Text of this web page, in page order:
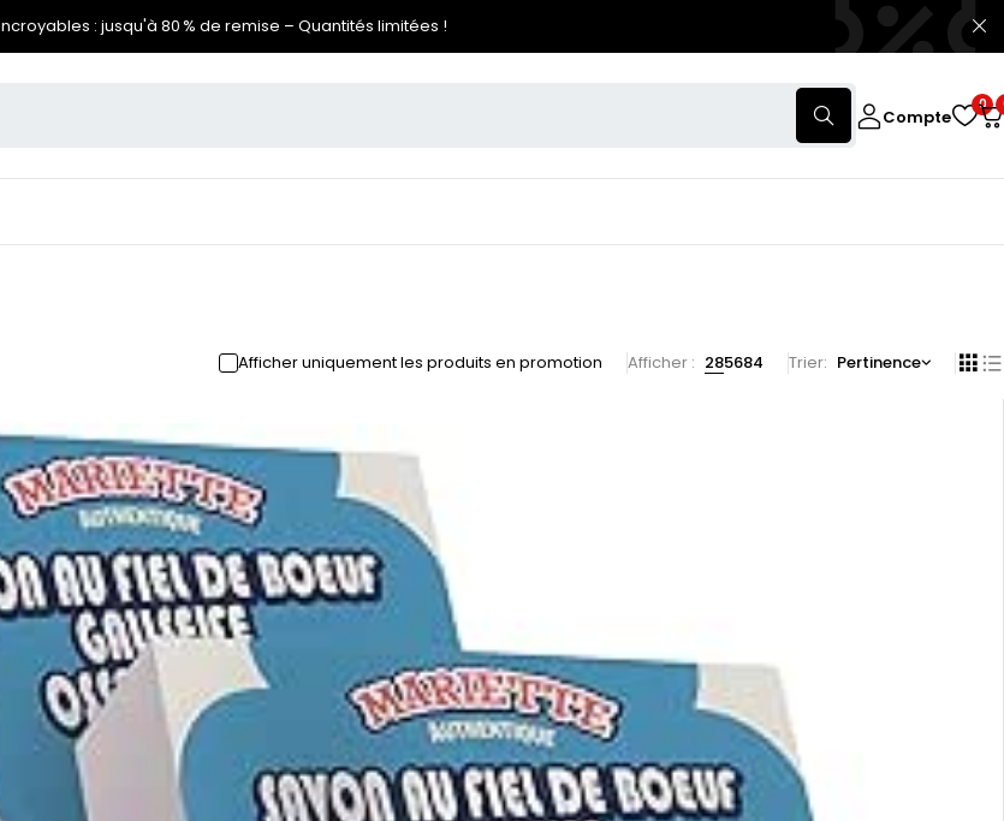
: jusqu'à 80 % de remise – Quantités limitées !
Compte
0
Afficher uniquement les produits en promotion Afficher : 285684 Trier Pertinence